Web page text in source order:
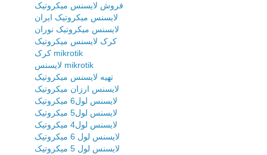
فروش لایسنس میکروتیک
لایسنس میکروتیک ایران
لایسنس میکروتیک نوران
کرک لایسنس میکروتیک
کرک mikrotik
لایسنس mikrotik
تهیه لایسنس میکروتیک
لایسنس ارزان میکروتیک
لایسنس لول6 میکروتیک
لایسنس لول5 میکروتیک
لایسنس لول4 میکروتیک
لایسنس لول 6 میکروتیک
لایسنس لول 5 میکروتیک